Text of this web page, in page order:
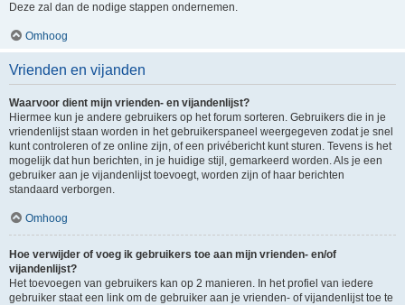
Deze zal dan de nodige stappen ondernemen.
Omhoog
Vrienden en vijanden
Waarvoor dient mijn vrienden- en vijandenlijst?
Hiermee kun je andere gebruikers op het forum sorteren. Gebruikers die in je
vriendenlijst staan worden in het gebruikerspaneel weergegeven zodat je snel
kunt controleren of ze online zijn, of een privébericht kunt sturen. Tevens is het
mogelijk dat hun berichten, in je huidige stijl, gemarkeerd worden. Als je een
gebruiker aan je vijandenlijst toevoegt, worden zijn of haar berichten
standaard verborgen.
Omhoog
Hoe verwijder of voeg ik gebruikers toe aan mijn vrienden- en/of
vijandenlijst?
Het toevoegen van gebruikers kan op 2 manieren. In het profiel van iedere
gebruiker staat een link om de gebruiker aan je vrienden- of vijandenlijst toe te